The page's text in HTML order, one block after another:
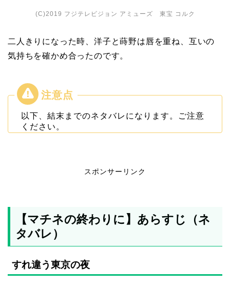
(C)2019 フジテレビジョン アミューズ 東宝 コルク
二人きりになった時、洋子と蒔野は唇を重ね、互いの
気持ちを確かめ合ったのです。
以下、結末までのネタバレになります。ご注意
ください。
スポンサーリンク
【マチネの終わりに】あらすじ（ネ
タバレ）
すれ違う東京の夜